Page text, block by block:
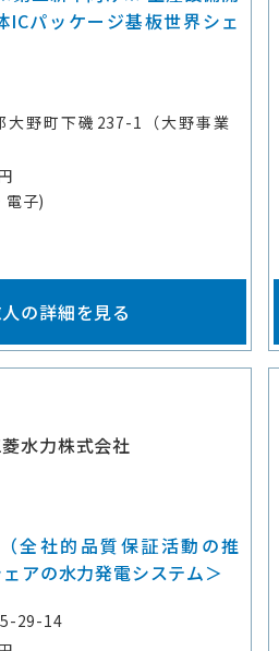
ICパッケージ基板世界シェ
大野町下磯237-1（大野事業
電子)
の詳細を見る
水力株式会社
全社的品質保証活動の推
アの水力発電システム＞
29-14